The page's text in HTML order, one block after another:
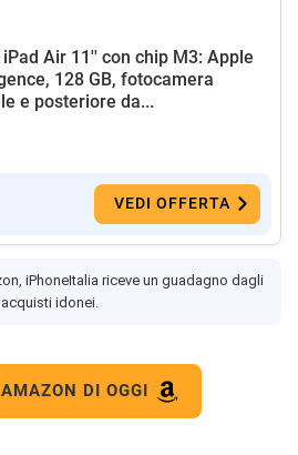
Air 11'' con chip M3: Apple
128 GB, fotocamera
e posteriore da...
VEDI OFFERTA
iPhoneItalia riceve un guadagno dagli
acquisti idonei.
DI OGGI